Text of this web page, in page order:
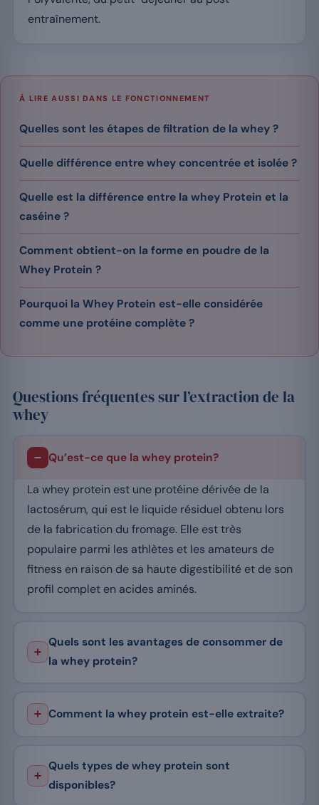
entraînement.
À LIRE AUSSI DANS LE FONCTIONNEMENT
Quelles sont les étapes de filtration de la whey ?
Quelle différence entre whey concentrée et isolée ?
Quelle est la différence entre la whey Protein et la
caséine ?
Comment obtient-on la forme en poudre de la
Whey Protein ?
Pourquoi la Whey Protein est-elle considérée
comme une protéine complète ?
Questions fréquentes sur l’extraction de la
whey
Qu’est-ce que la whey protein?
La whey protein est une protéine dérivée de la
lactosérum, qui est le liquide résiduel obtenu lors
de la fabrication du fromage. Elle est très
populaire parmi les athlètes et les amateurs de
fitness en raison de sa haute digestibilité et de son
profil complet en acides aminés.
Quels sont les avantages de consommer de
la whey protein?
Comment la whey protein est-elle extraite?
Quels types de whey protein sont
disponibles?